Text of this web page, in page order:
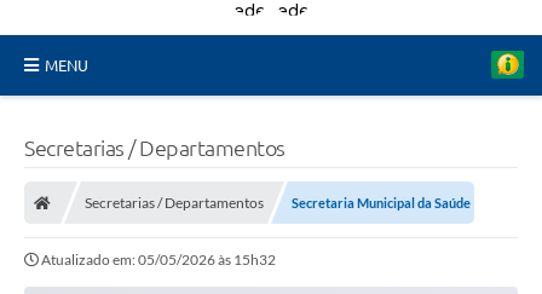
MENU
Conselhos Municipais
Carta de Serviços
Secretarias / Departamentos
Secretarias / Departamentos Secretaria Municipal da Saúde
Atualizado em: 05/05/2026 às 15h32